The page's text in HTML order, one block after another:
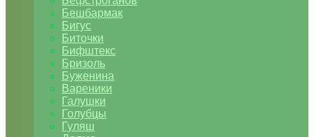
Бешбармак
Бигус
Биточки
Бифштекс
Бризоль
Буженина
Вареники
Галушки
Голубцы
Гуляш